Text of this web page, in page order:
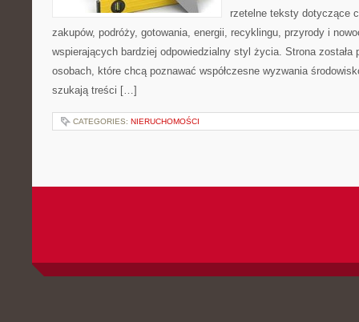
rzetelne teksty dotyczące
zakupów, podróży, gotowania, energii, recyklingu, przyrody i
wspierających bardziej odpowiedzialny styl życia. Strona została
osobach, które chcą poznawać współczesne wyzwania
szukają treści […]
CATEGORIES: NIERUCHOMOŚCI